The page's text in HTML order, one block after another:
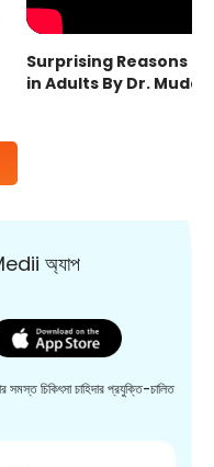
Surprising Reasons
in Adults By Dr.
অ্যাপ
চিকিৎসা চাহিদার প্রযুক্তি-চালিত